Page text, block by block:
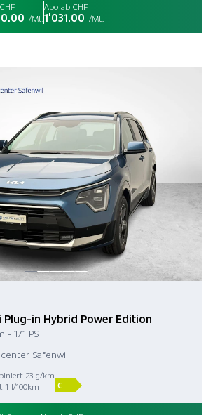
/Mt.
Abo ab CHF
1'031.00 /Mt.
Plug-in Hybrid Power Edition
- 171 PS
Safenwil
23 g/km
1 l/100km
C